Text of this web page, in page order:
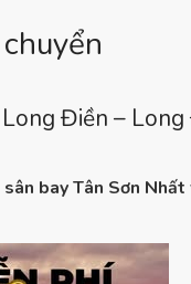
Điền –
sân bay Tân Sơn Nhất